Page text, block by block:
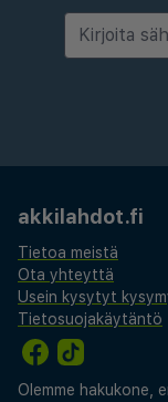
akkilahdot.fi
Tietoa meistä
Ota yhteyttä
Usein kysytyt
Tietosuojakäytäntö
Olemme hakukone,